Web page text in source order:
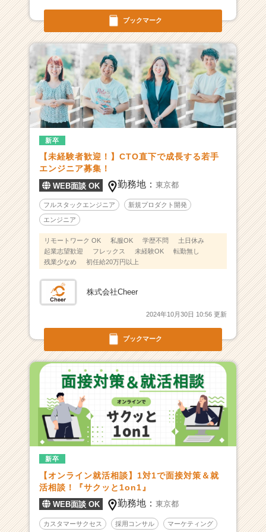
が
届
く
就
活
サ
イ
ト
チ
キ
ャ
リ
ア
（C
e
r
C
r
r）
ブックマーク
ブックマーク
新卒
【未経験者歓迎！】CTO直下で成長する若手
エンジニア募集！
WEB面談 OK 勤務地：東京都
フルスタックエンジニア 新規プロダクト開発
エンジニア
リモートワーク OK 私服OK 学歴不問
土日休み
起業志望歓迎
フレックス 未経験OK
転勤無し
残業少なめ
初任給20万円以上
株式会社Cheer
2024年10月30日 10:56 更新
新卒
【オンライン就活相談】1対1で面接対策＆就
活相談！『サクッと1on1』
WEB面談 OK 勤務地：東京都
カスタマーサクセス 採用コンサル マーケティング